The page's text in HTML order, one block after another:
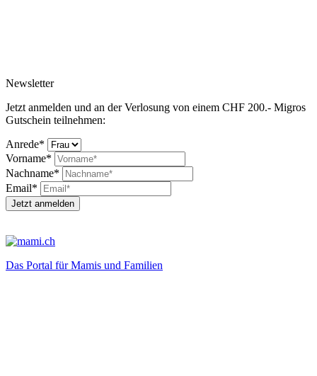
Newsletter
Jetzt anmelden und an der Verlosung von einem CHF 200.- Migros
Gutschein teilnehmen:
Anrede*
Vorname*
Nachname*
Email*
Jetzt anmelden
Das Portal für Mamis und Familien